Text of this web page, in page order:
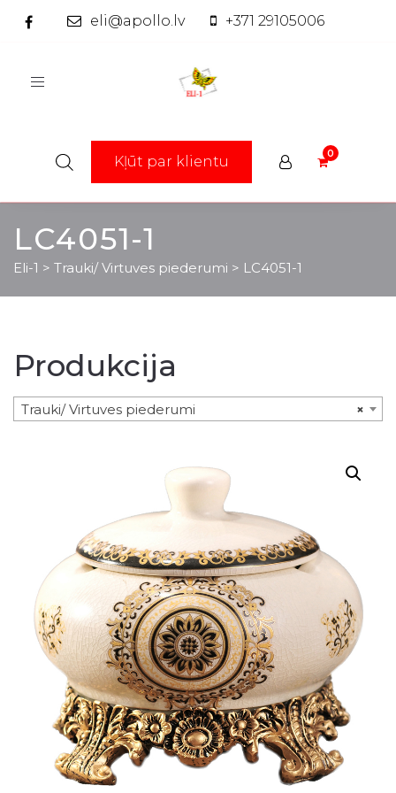
eli@apollo.lv +371 29105006
Toggle
Kļūt par klientu
LC4051-1
Eli-1 > Trauki/ Virtuves piederumi > LC4051-1
Produkcija
×
Trauki/ Virtuves piederumi